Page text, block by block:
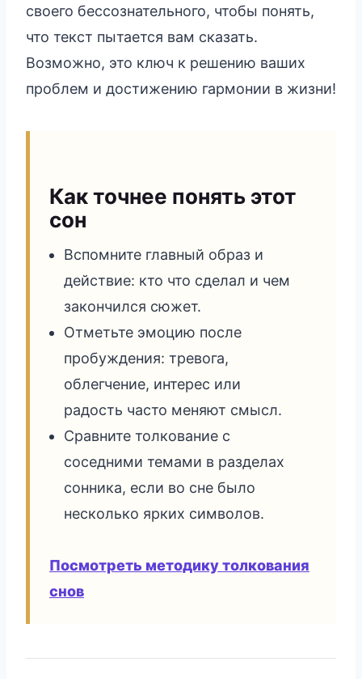
своего бессознательного, чтобы понять,
что текст пытается вам сказать.
Возможно, это ключ к решению ваших
проблем и достижению гармонии в жизни!
Как точнее понять этот
сон
Вспомните главный образ и
действие: кто что сделал и чем
закончился сюжет.
Отметьте эмоцию после
пробуждения: тревога,
облегчение, интерес или
радость часто меняют смысл.
Сравните толкование с
соседними темами в разделах
сонника, если во сне было
несколько ярких символов.
Посмотреть методику толкования
снов